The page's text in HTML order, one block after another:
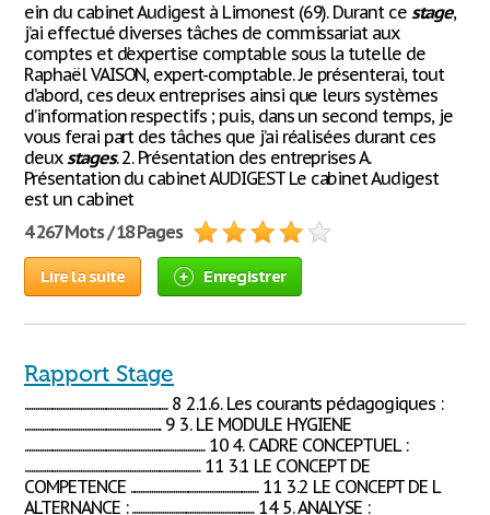
ein du cabinet Audigest à Limonest (69). Durant ce stage,
j’ai effectué diverses tâches de commissariat aux
comptes et d’expertise comptable sous la tutelle de
Raphaël VAISON, expert-comptable. Je présenterai, tout
d’abord, ces deux entreprises ainsi que leurs systèmes
d’information respectifs ; puis, dans un second temps, je
vous ferai part des tâches que j’ai réalisées durant ces
deuxstages. 2. Présentation des entreprises A.
Présentation du cabinet AUDIGEST Le cabinet Audigest
est un cabinet
4 267 Mots / 18 Pages
Lire la suite Enregistrer
Rapport Stage
................................................................... 8 2.1.6. Les courants pédagogiques :
................................................................ 9 3. LE MODULE HYGIENE
.................................................................................... 10 4. CADRE CONCEPTUEL :
.................................................................................. 11 3.1 LE CONCEPT DE
COMPETENCE ............................................................ 11 3.2 LE CONCEPT DE L
ALTERNANCE : ......................................................... 14 5. ANALYSE :